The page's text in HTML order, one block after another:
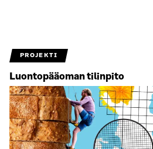
PROJEKTI
Luontopääoman tilinpito